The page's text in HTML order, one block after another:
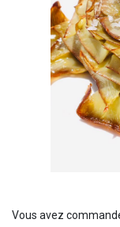
Vous avez